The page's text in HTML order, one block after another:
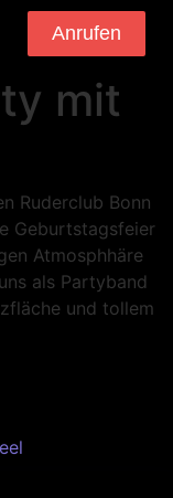
Anrufen
mit
Ruderclub Bonn
Geburtstagsfeier
Atmosphhäre
als Partyband
und tollem